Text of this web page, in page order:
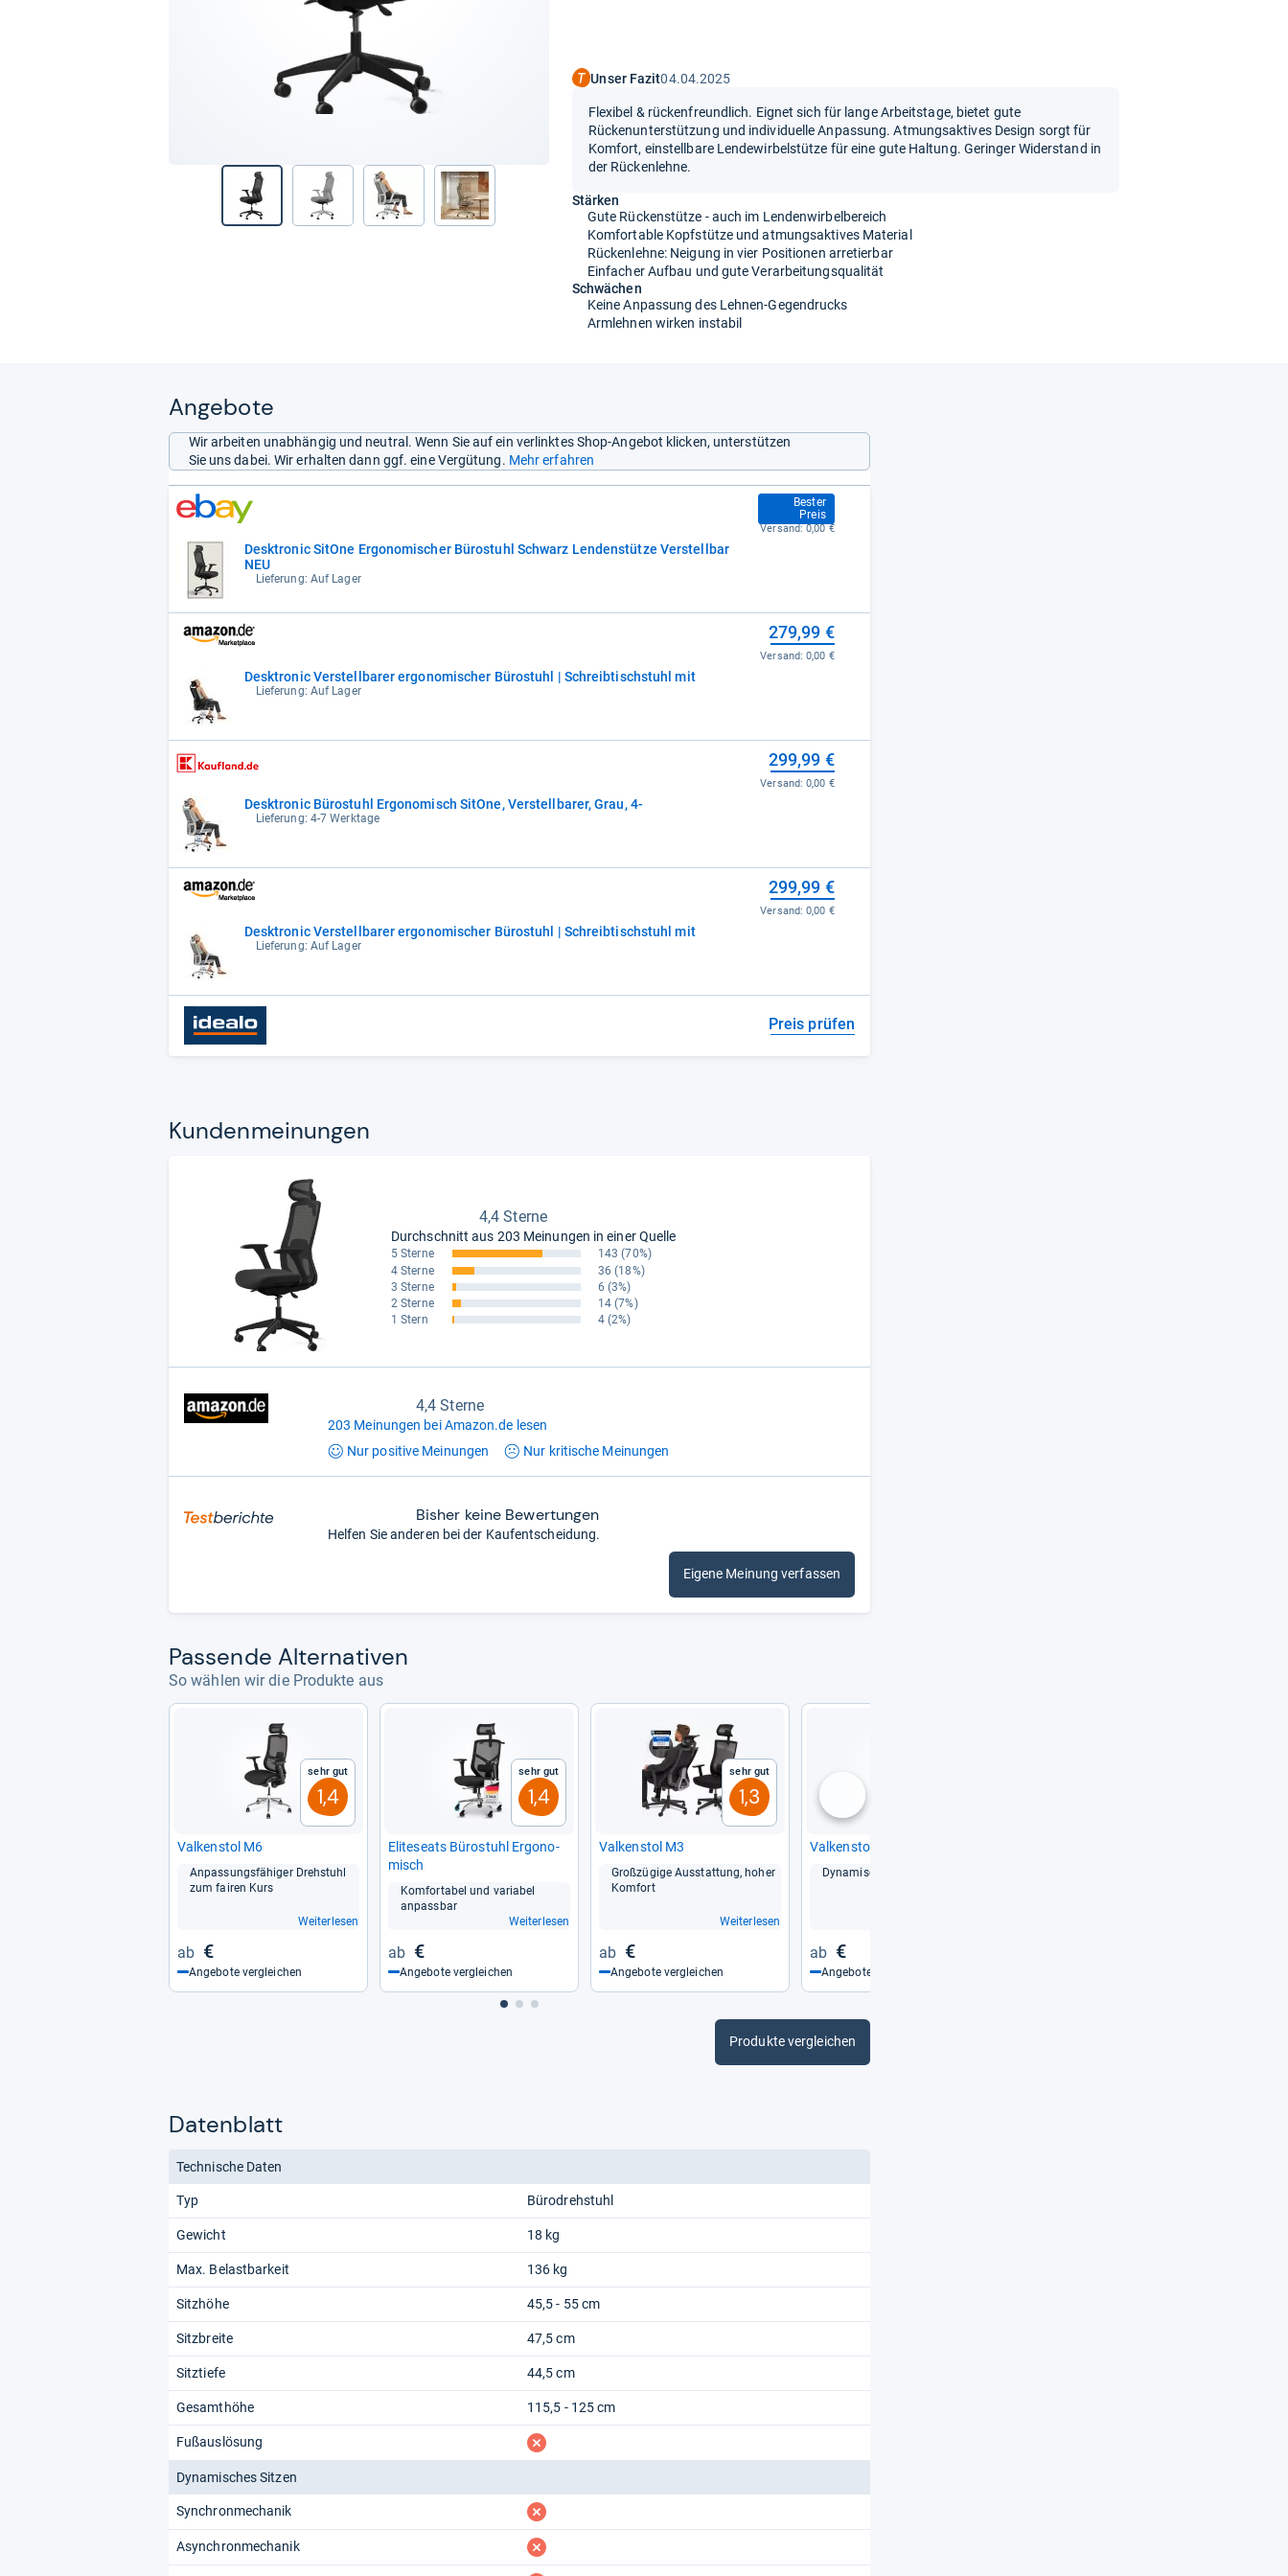
nächste
Unser Fazit04.04.2025
Flexibel & rückenfreundlich. Eignet sich für lange Arbeitstage, bietet gute
Rückenunterstützung und individuelle Anpassung. Atmungsaktives Design sorgt für
Komfort, einstellbare Lendewirbelstütze für eine gute Haltung. Geringer Widerstand in
der Rückenlehne.
Stärken
Gute Rückenstütze - auch im Lendenwirbelbereich
Komfortable Kopfstütze und atmungsaktives Material
Rückenlehne: Neigung in vier Positionen arretierbar
Einfacher Aufbau und gute Verarbeitungsqualität
Schwächen
Keine Anpassung des Lehnen-Gegendrucks
Armlehnen wirken instabil
Angebote
Wir arbeiten unabhängig und neutral. Wenn Sie auf ein verlinktes Shop-Angebot klicken, unterstützen
Sie uns dabei. Wir erhalten dann ggf. eine Vergütung. Mehr erfahren
Desktronic SitOne Ergonomischer Bürostuhl Schwarz Lendenstütze Verstellbar
NEU
Lieferung: Auf Lager
Bester
Preis
239,99 €
Versand:0,00 €
Desktronic Verstellbarer ergonomischer Bürostuhl | Schreibtischstuhl mit
Lieferung: Auf Lager
279,99 €
Versand:0,00 €
Desktronic Bürostuhl Ergonomisch SitOne, Verstellbarer, Grau, 4-
Lieferung: 4-7 Werktage
299,99 €
Versand:0,00 €
Desktronic Verstellbarer ergonomischer Bürostuhl | Schreibtischstuhl mit
Lieferung: Auf Lager
299,99 €
Versand:0,00 €
Preis prüfen
Kun­den­mei­nun­gen
4,4 Sterne
Durchschnitt aus 203 Meinungen in einer Quelle
5 Sterne 143 (70%)
4 Sterne
36 (18%)
3 Sterne
6 (3%)
2 Sterne
14 (7%)
1 Stern
4 (2%)
4,4 Sterne
203 Meinungen bei Amazon.de lesen
Nur positive Meinungen Nur kritische Meinungen
Bisher keine Bewertungen
Helfen Sie anderen bei der Kaufentscheidung.
Eigene Meinung verfassen
Pas­sende Alter­na­ti­ven
So wählen wir die Produkte aus
Sehr gut
1,4
Val­ken­stol M6
Anpas­sungs­fä­hi­ger Dreh­stuhl
zum fai­ren Kurs
Weiterlesen
€
Angebote vergleichen
Sehr gut
1,4
Eli­te­seats Büro­stuhl Ergo­no­
misch
Kom­for­ta­bel und varia­bel
anpass­bar
Weiterlesen
€
Angebote vergleichen
Sehr gut
1,3
Val­ken­stol M3
Groß­zü­gige Aus­stat­tung, hoher
Kom­fort
Weiterlesen
€
Angebote vergleichen
Val­ken­stol M7
Dyna­mi­sche Fea­tu­res
€
Angebote vergleichen
nächste
Produkte vergleichen
Datenblatt
Technische Daten
Typ Bürodrehstuhl
Gewicht 18 kg
Max. Belastbarkeit 136 kg
Sitzhöhe 45,5 - 55 cm
Sitzbreite 47,5 cm
Sitztiefe 44,5 cm
Gesamthöhe 115,5 - 125 cm
Fußauslösung fehlt
Dynamisches Sitzen
Synchronmechanik fehlt
Asynchronmechanik fehlt